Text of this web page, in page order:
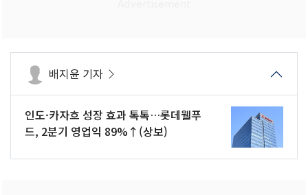
배지윤 기자
인도·카자흐 성장 효과 톡톡…롯데웰푸
드, 2분기 영업익 89%↑(상보)